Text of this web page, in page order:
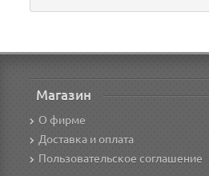
Магазин
О фирме
Доставка и оплата
Пользовательское соглашение